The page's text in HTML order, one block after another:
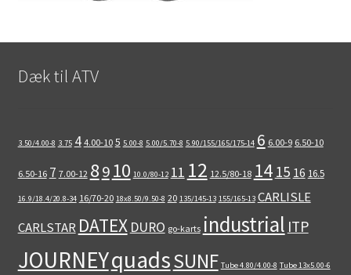
Dæk til ATV
3.50/4.00-8 3.75 4 4.00-10 5 5.00-8 5.00/5.70-8 5.90/155/165/175-14 6 6.00-9 6.50-10
6.50-16 7 7.00-12 89 10 10.0/80-12 11 12 12.5/80-18 14 15 16 16.5
16.9/18.4/20.8-34 16/70-20 18x8.50/9.50-8 20 135/145-13 155/165-13 CARLISLE
CARLSTAR DATEX DURO go-karts industrial ITP
JOURNEYquadsSUNF Tube 4.80/4.00-8 Tube 13x5.00-6